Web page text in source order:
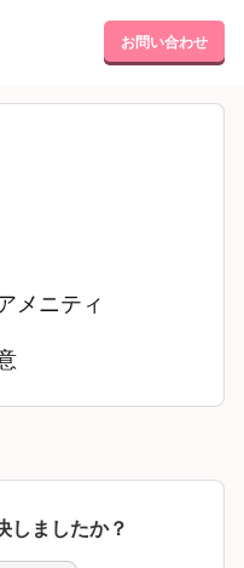
お問い合わせ
しましたか？
メニティ